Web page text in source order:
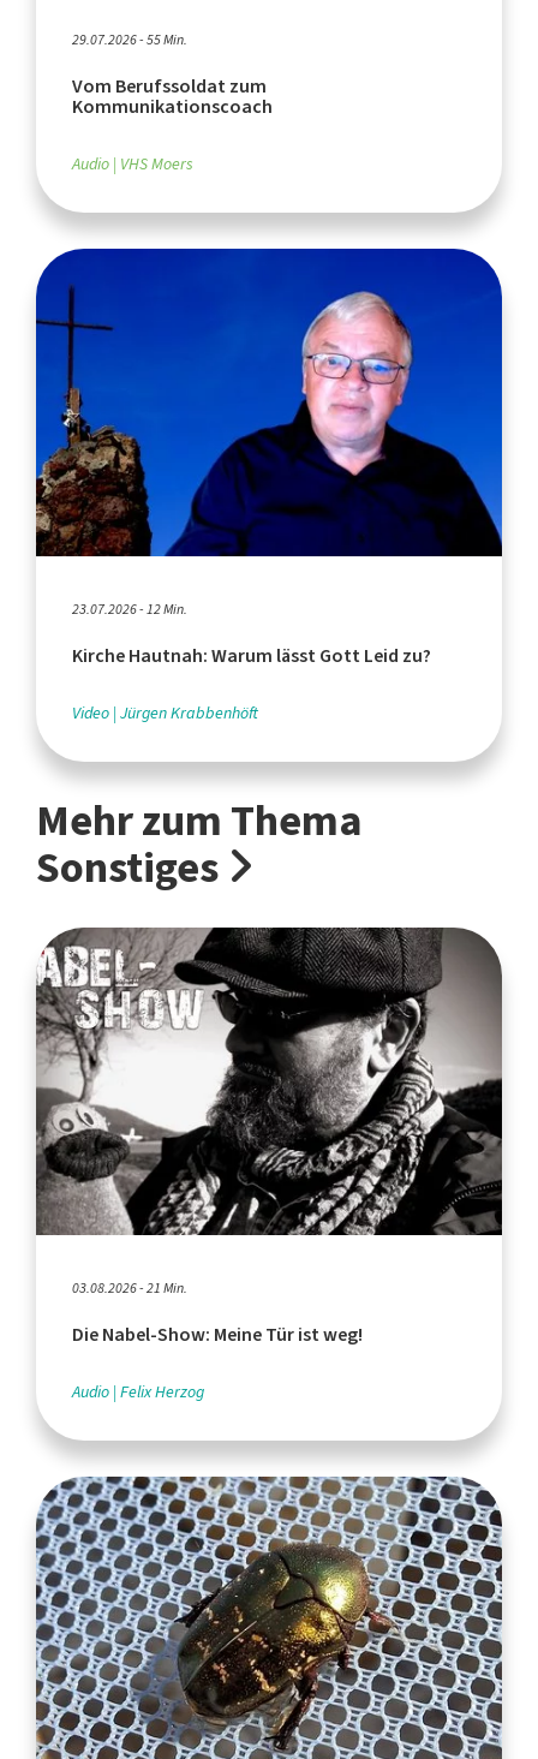
29.07.2026 - 55 Min.
Vom Berufssoldat zum
Kommunikationscoach
Audio VHS Moers
23.07.2026 - 12 Min.
Kirche Hautnah: Warum lässt Gott Leid zu?
Video Jürgen Krabbenhöft
Mehr zum Thema
Sonstiges
03.08.2026 - 21 Min.
Die Nabel-Show: Meine Tür ist weg!
Audio Felix Herzog